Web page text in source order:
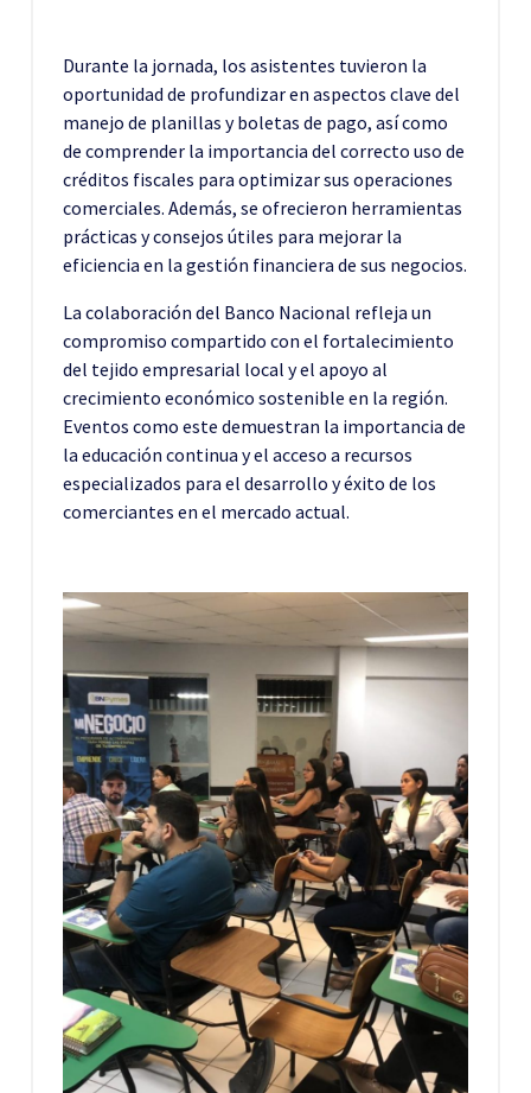
Durante la jornada, los asistentes tuvieron la
oportunidad de profundizar en aspectos clave del
manejo de planillas y boletas de pago, así como
de comprender la importancia del correcto uso de
créditos fiscales para optimizar sus operaciones
comerciales. Además, se ofrecieron herramientas
prácticas y consejos útiles para mejorar la
eficiencia en la gestión financiera de sus negocios.
La colaboración del Banco Nacional refleja un
compromiso compartido con el fortalecimiento
del tejido empresarial local y el apoyo al
crecimiento económico sostenible en la región.
Eventos como este demuestran la importancia de
la educación continua y el acceso a recursos
especializados para el desarrollo y éxito de los
comerciantes en el mercado actual.